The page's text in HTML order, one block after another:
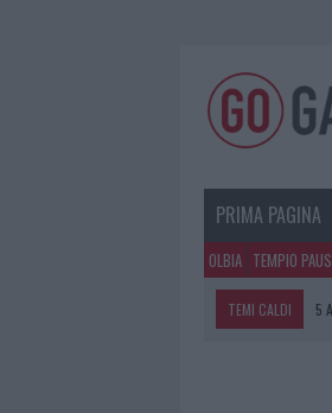
PRIMA PAGINA
OLBIA TEMPIO
TEMI CALDI 5